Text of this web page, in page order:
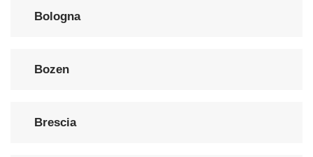
Bologna
Bozen
Brescia